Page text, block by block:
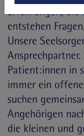
Erfahrungen,
entstehen
Unsere
Patient:innen in
immer ein
suchen
Angehörigen
die kleinen und